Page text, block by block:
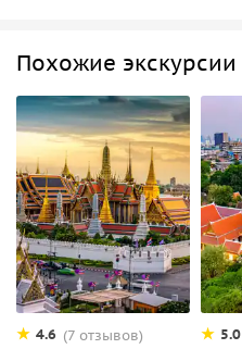
Похожие экскурсии
4.6 (7 отзывов) 5.0